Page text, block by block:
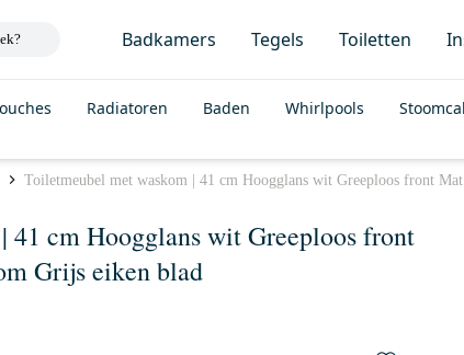
Badkamers Tegels Toiletten
Radiatoren Baden Whirlpools
Toiletmeubel met waskom | 41 cm Hoogglans wit Greeploos front
41 cm Hoogglans wit Greeploos front
Grijs eiken blad